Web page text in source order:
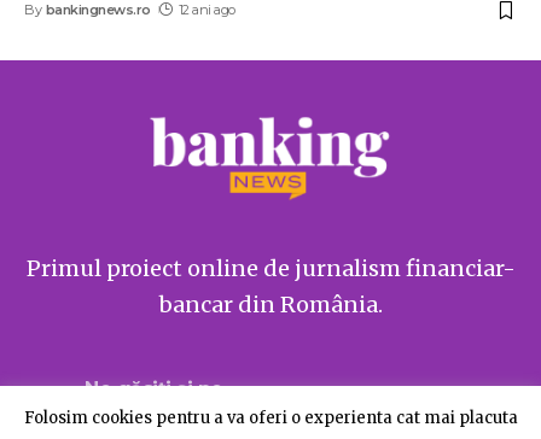
By bankingnews.ro 12 ani ago
Primul proiect online de jurnalism financiar-
bancar din România.
Ne găsiți și pe
Folosim cookies pentru a va oferi o experienta cat mai placuta